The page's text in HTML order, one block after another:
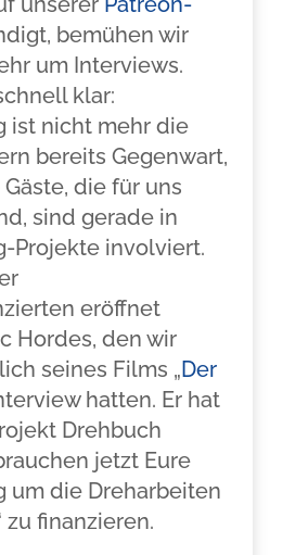
bemühen wir
um Interviews.
klar:
ist nicht mehr die
bereits Gegenwart,
die für uns
sind gerade in
Projekte involviert.
eröffnet
Hordes, den wir
seines Films „Der
hatten. Er hat
Drehbuch
jetzt Eure
um die Dreharbeiten
zu finanzieren.